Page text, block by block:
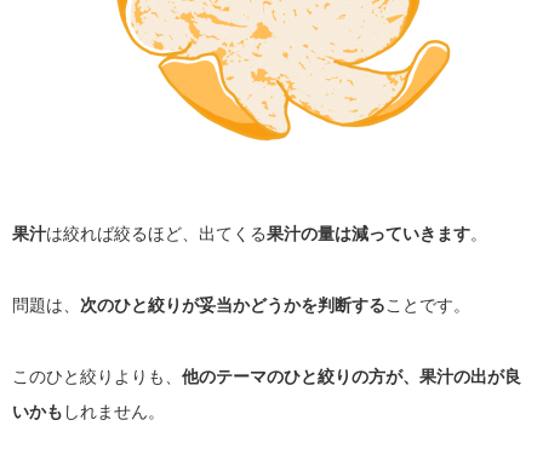
果汁は絞れば絞るほど、出てくる果汁の量は減っていきます。
問題は、 次のひと絞りが妥当かどうかを判断することです。
このひと絞りよりも、 他のテーマのひと絞りの方が、果汁の出が良
いかも しれません。